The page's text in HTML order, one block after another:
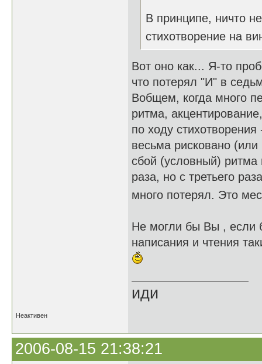
В принципе, ничто
стихотворение на
Вот оно как... Я-то
что потерял "И" в
Вобщем, когда много
ритма,
по ходу
весьма рисковано
сбой (условный) ритма
раза, но с третьего
много потерял. Это
Не могли бы Вы , если
написания и чтения
иди
Неактивен
2006-08-15 21:38:21